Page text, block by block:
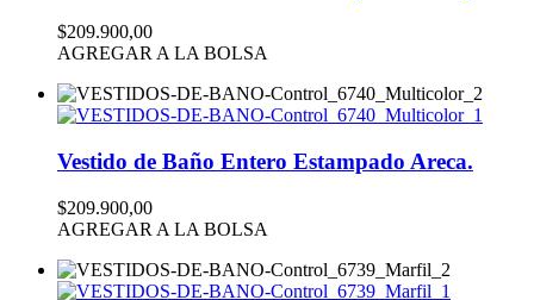
$209.900,00
AGREGAR A LA BOLSA
Vestido de Baño Entero Estampado Areca.
$209.900,00
AGREGAR A LA BOLSA